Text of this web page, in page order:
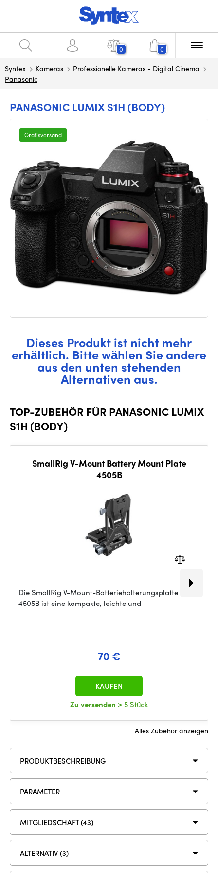
0 0
Syntex Kameras
Professionelle Kameras - Digital Cinema
Panasonic
PANASONIC LUMIX S1H (BODY)
Gratisversand
Dieses Produkt ist nicht mehr
erhältlich. Bitte wählen Sie andere
aus den unten stehenden
Alternativen aus.
TOP-ZUBEHÖR FÜR PANASONIC LUMIX
S1H (BODY)
SmallRig V-Mount Battery Mount Plate
4505B
Die SmallRig V-Mount-Batteriehalterungsplatte
4505B ist eine kompakte, leichte und
70 €
Zu versenden > 5 Stück
KAUFEN
Alles Zubehör anzeigen
PRODUKTBESCHREIBUNG
PARAMETER
MITGLIEDSCHAFT (43)
ALTERNATIV (3)